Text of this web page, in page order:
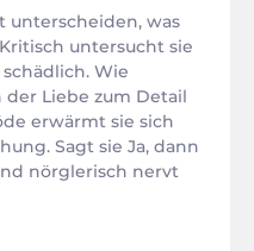
unterscheiden, was
untersucht sie
Wie
Liebe zum Detail
erwärmt sie sich
Sagt sie Ja, dann
nörglerisch nervt